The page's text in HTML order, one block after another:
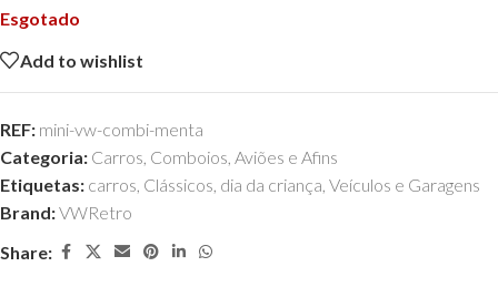
Esgotado
Add to wishlist
REF: mini-vw-combi-menta
Categoria: Carros, Comboios, Aviões e Afins
Etiquetas: carros, Clássicos, dia da criança, Veículos e Garagens
Brand:VWRetro
Share: